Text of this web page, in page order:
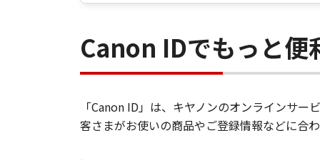
Canon IDでもっと便
「Canon ID」は、キヤノンのオンラインサ
客さまがお使いの商品やご登録情報などに合